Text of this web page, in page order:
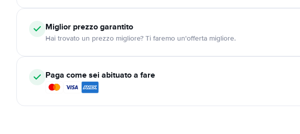
Miglior prezzo garantito
Hai trovato un prezzo migliore? Ti faremo un'offerta migliore.
Paga come sei abituato a fare